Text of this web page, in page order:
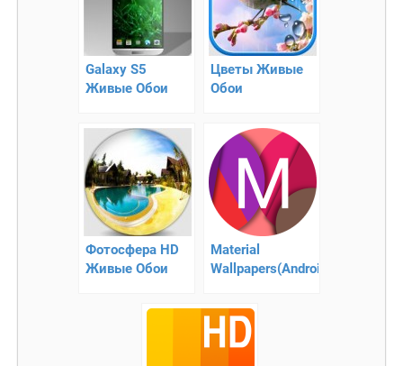
Galaxy S5
Живые Обои
Цветы Живые
Обои
Фотосфера HD
Живые Обои
Material
Wallpapers(Android
обоев из новой
Android L